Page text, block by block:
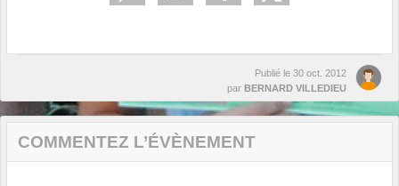
Publié le 30 oct. 2012
par BERNARD VILLEDIEU
COMMENTEZ L’ÉVÈNEMENT